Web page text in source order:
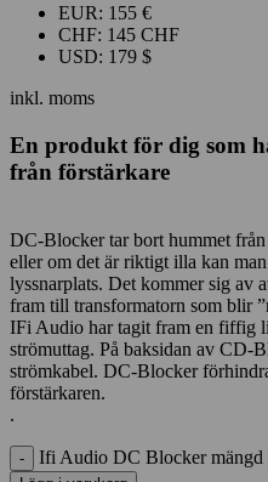
EUR: 155 €
CHF: 145 CHF
USD: 179 $
inkl. moms
En produkt för dig som
från förstärkare
DC-Blocker tar bort hummet
eller om det är riktigt illa kan
lyssnarplats. Det kommer sig av
fram till transformatorn som blir
IFi Audio har tagit fram en fiffig
strömuttag. På baksidan av CD-
strömkabel. DC-Blocker
förstärkaren.
.
Ifi Audio DC Blocker mängd